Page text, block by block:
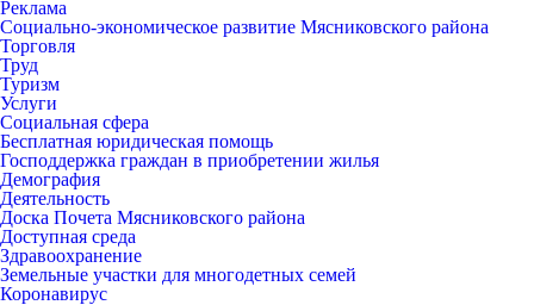
Реклама
Социально-экономическое развитие Мясниковского района
Торговля
Труд
Туризм
Услуги
Социальная сфера
Бесплатная юридическая помощь
Господдержка граждан в приобретении жилья
Демография
Деятельность
Доска Почета Мясниковского района
Доступная среда
Здравоохранение
Земельные участки для многодетных семей
Коронавирус